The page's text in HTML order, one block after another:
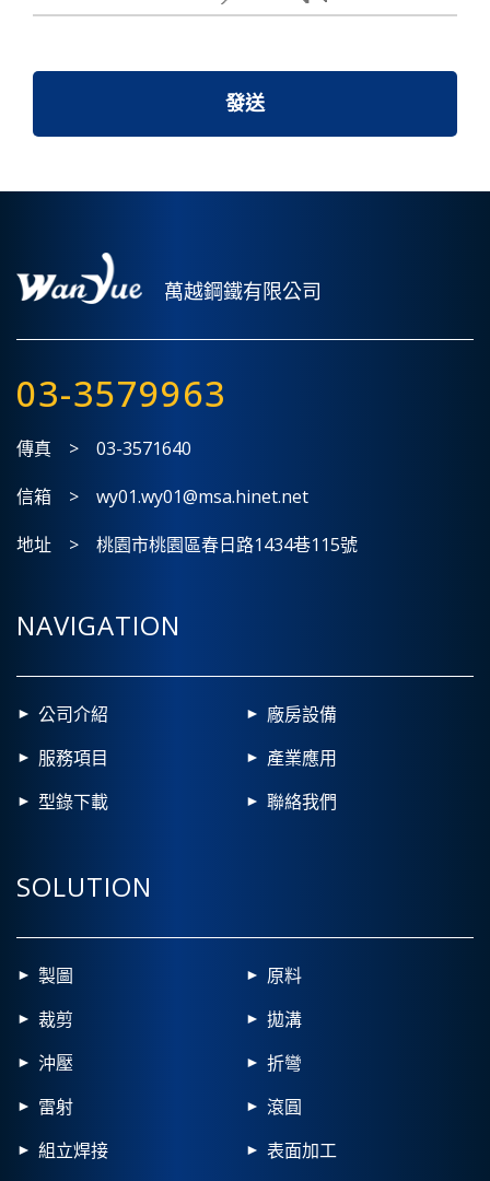
發送
萬越鋼鐵有限公司
03-3579963
傳真 > 03-3571640
信箱 > wy01.wy01@msa.hinet.net
地址 > 桃園市桃園區春日路1434巷115號
NAVIGATION
公司介紹
廠房設備
服務項目
產業應用
型錄下載
聯絡我們
SOLUTION
製圖
原料
裁剪
拋溝
沖壓
折彎
雷射
滾圓
組立焊接
表面加工